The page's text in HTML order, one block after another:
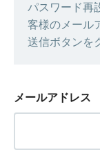
パスワード再
客様のメール
送信ボタンを
メールアドレス